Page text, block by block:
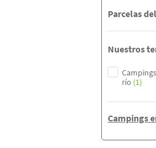
Parcelas
Nuestros
río (1)
Campings